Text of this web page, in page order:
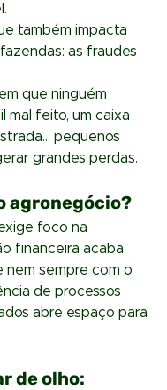
também impacta
as fraudes
que ninguém
mal feito, um caixa
pequenos
grandes perdas.
agronegócio?
foco na
financeira acaba
sempre com o
de processos
abre espaço para
de olho: